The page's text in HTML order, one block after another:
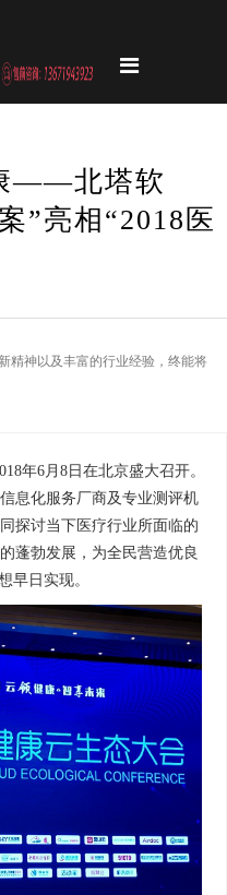
——北塔软
”亮相“2018医
神以及丰富的行业经验，终能将
年6月8日在北京盛大召开。
息化服务厂商及专业测评机
探讨当下医疗行业所面临的
蓬勃发展，为全民营造优良
早日实现。